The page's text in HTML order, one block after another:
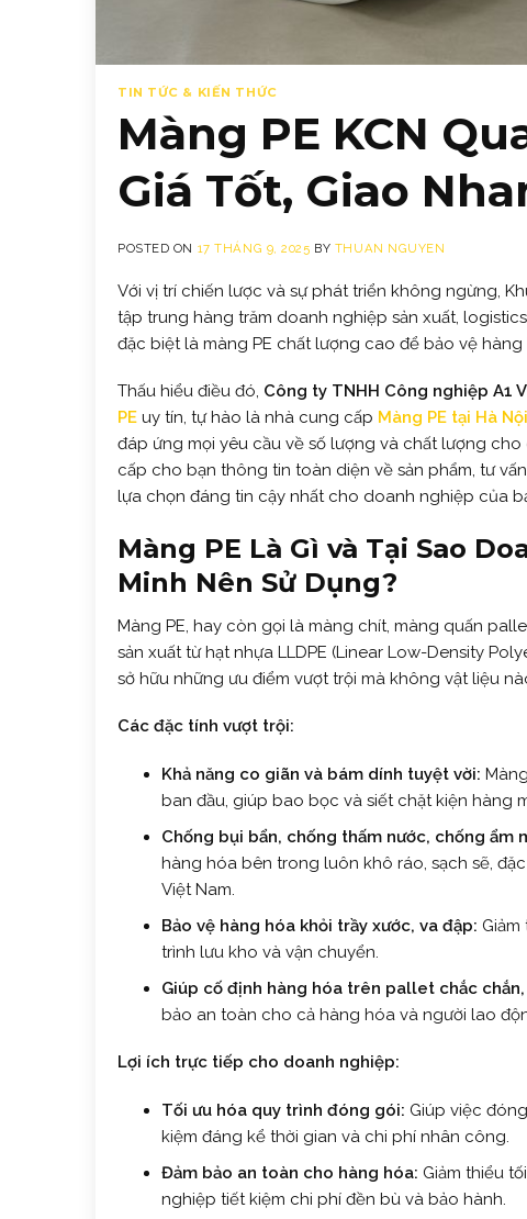
TIN TỨC & KIẾN THỨC
Màng PE KCN
Giá Tốt, Giao
POSTED ON 17 THÁNG 9, 2025 BY THUAN NGUYEN
Với vị trí chiến lược và sự phát triển không ngừng,
tập trung hàng trăm doanh nghiệp sản xuất,
đặc biệt là màng PE chất lượng cao để bảo vệ
Thấu hiểu điều đó, Công ty TNHH Công nghiệp A1
PE uy tín, tự hào là nhà cung cấp Màng PE tại Hà Nội
đáp ứng mọi yêu cầu về số lượng và chất lượng
cấp cho bạn thông tin toàn diện về sản phẩm, tư
lựa chọn đáng tin cậy nhất cho doanh nghiệp của
Màng PE Là Gì và Tại Sao
Minh Nên Sử Dụng?
Màng PE, hay còn gọi là màng chít, màng quấn
sản xuất từ hạt nhựa LLDPE (Linear Low-Density
sở hữu những ưu điểm vượt trội mà không vật liệu
Các đặc tính vượt trội:
Khả năng co giãn và bám dính tuyệt vời:
ban đầu, giúp bao bọc và siết chặt kiện hàng
Chống bụi bẩn, chống thấm nước, chống ẩm
hàng hóa bên trong luôn khô ráo, sạch sẽ,
Việt Nam.
Bảo vệ hàng hóa khỏi trầy xước, va đập:
trình lưu kho và vận chuyển.
Giúp cố định hàng hóa trên pallet chắc
bảo an toàn cho cả hàng hóa và người lao
Lợi ích trực tiếp cho doanh nghiệp:
Tối ưu hóa quy trình đóng gói: Giúp việc
kiệm đáng kể thời gian và chi phí nhân công.
Đảm bảo an toàn cho hàng hóa: Giảm thiểu
nghiệp tiết kiệm chi phí đền bù và bảo hành.